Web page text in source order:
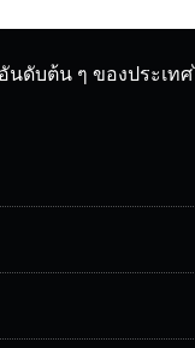
นดับต้น ๆ ของประเท